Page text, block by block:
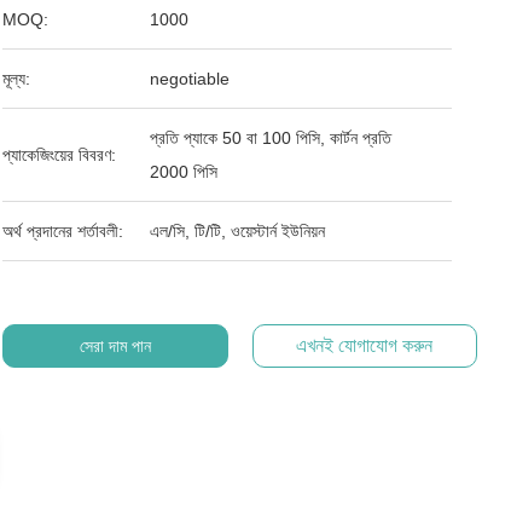
MOQ: 1000
মূল্য: negotiable
প্যাকেজিংয়ের বিবরণ:
প্রতি প্যাকে 50 বা 100 পিসি, কার্টন প্রতি
2000 পিসি
অর্থ প্রদানের শর্তাবলী: এল/সি, টি/টি, ওয়েস্টার্ন ইউনিয়ন
সেরা দাম পান এখনই যোগাযোগ করুন